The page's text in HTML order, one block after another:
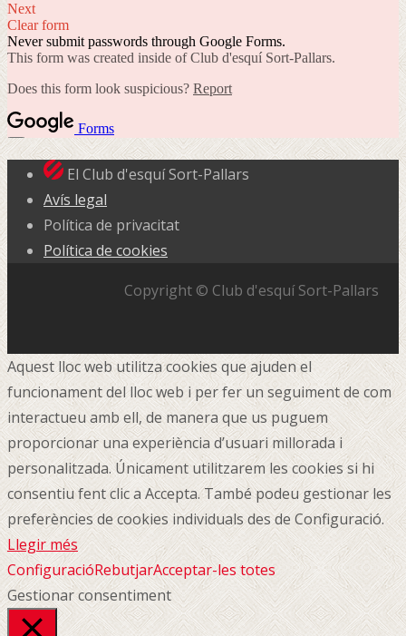
El Club d'esquí Sort-Pallars
Avís legal
Política de privacitat
Política de cookies
Copyright © Club d'esquí Sort-Pallars
Aquest lloc web utilitza cookies que ajuden el
funcionament del lloc web i per fer un seguiment de com
interactueu amb ell, de manera que us puguem
proporcionar una experiència d’usuari millorada i
personalitzada. Únicament utilitzarem les cookies si hi
consentiu fent clic a Accepta. També podeu gestionar les
preferències de cookies individuals des de Configuració.
Llegir més
ConfiguracióRebutjarAcceptar-les totes
Gestionar consentiment